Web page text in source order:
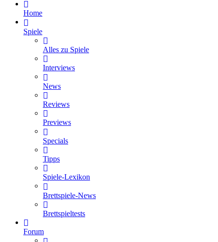
Home
Spiele
Alles zu Spiele
Interviews
News
Reviews
Previews
Specials
Tipps
Spiele-Lexikon
Brettspiele-News
Brettspieltests
Forum